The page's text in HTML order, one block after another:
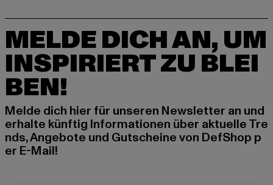
MELDE DICH AN, UM
INSPIRIERT ZU BLEI
BEN!
Melde dich hier für unseren Newsletter an und
erhalte künftig Informationen über aktuelle Tre
nds, Angebote und Gutscheine von DefShop p
er E-Mail!